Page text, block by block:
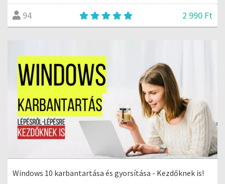
94 2 990 Ft
Windows 10 karbantartása és gyorsítása - Kezdőknek is!